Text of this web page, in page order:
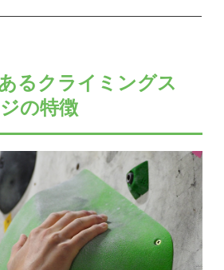
るクライミングス
の特徴